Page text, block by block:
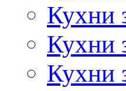
Кухни
Кухни
Кухни